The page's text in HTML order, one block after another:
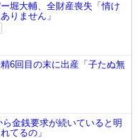
堀大輔、全財産喪失「情け
りません」
6回目の末に出産「子たぬ無
金銭要求が続いていると明
てるの」